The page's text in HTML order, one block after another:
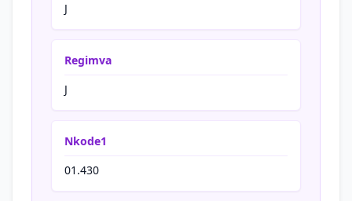
J
Regimva
J
Nkode1
01.430